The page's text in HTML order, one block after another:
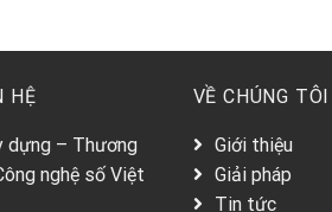
HỆ
dựng – Thương
nghệ số Việt
VỀ CHÚNG TÔI
Giới thiệu
Giải pháp
Tin tức